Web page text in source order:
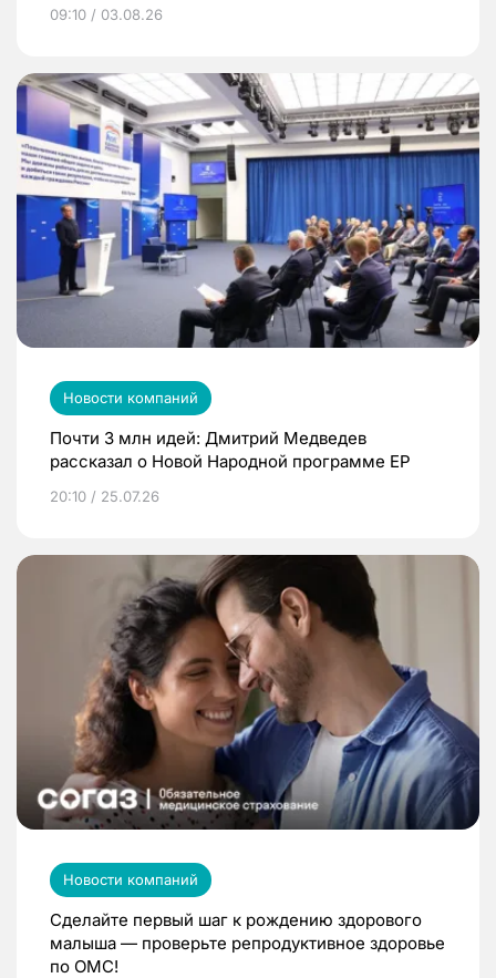
09:10 / 03.08.26
Новости компаний
Почти 3 млн идей: Дмитрий Медведев
рассказал о Новой Народной программе ЕР
20:10 / 25.07.26
Новости компаний
Сделайте первый шаг к рождению здорового
малыша — проверьте репродуктивное здоровье
по ОМС!